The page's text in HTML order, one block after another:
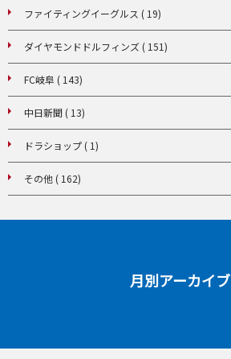
ファイティングイーグルス ( 19)
ダイヤモンドドルフィンズ ( 151)
FC岐阜 ( 143)
中日新聞 ( 13)
ドラショップ ( 1)
その他 ( 162)
月別アーカイブ